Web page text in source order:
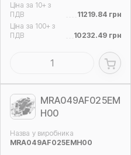
Ціна за 10+ з
ПДВ
11219.84 грн
Ціна за 100+ з
ПДВ
10232.49 грн
MRA049AF025EM
H00
Назва у виробника
MRA049AF025EMH00